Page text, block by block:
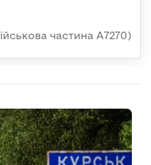
частина А7270)